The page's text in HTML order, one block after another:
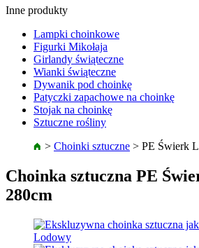
Inne produkty
Lampki choinkowe
Figurki Mikołaja
Girlandy świąteczne
Wianki świąteczne
Dywanik pod choinkę
Patyczki zapachowe na choinkę
Stojak na choinkę
Sztuczne rośliny
> Choinki sztuczne > PE Świerk
Choinka sztuczna PE
280cm